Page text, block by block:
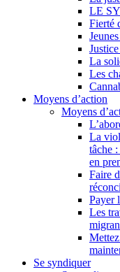
LE
Fierté
La
Les
Moyens d’action
Moyens
La
tâche
en
Faire
Payer
Les
Se syndiquer